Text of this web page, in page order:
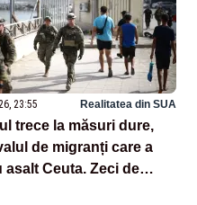
23:55 Realitatea din SUA
trece la măsuri dure,
de migranți care a
asalt Ceuta. Zeci de